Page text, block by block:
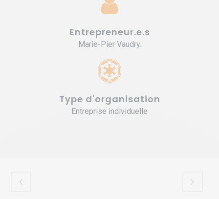
Entrepreneur.e.s
Marie-Pier Vaudry.
Type d'organisation
Entreprise individuelle